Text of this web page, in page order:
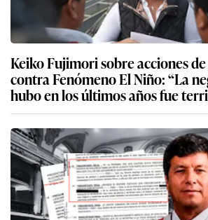
Keiko Fujimori sobre acciones
contra Fenómeno El Niño: “La
hubo en los últimos años fue